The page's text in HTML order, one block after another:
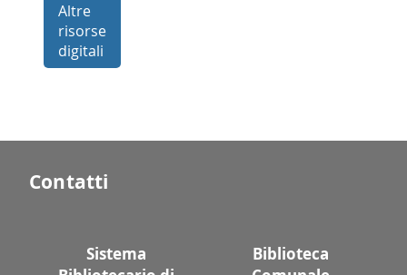
Altre
risorse
digitali
Contatti
Sistema
Biblioteca